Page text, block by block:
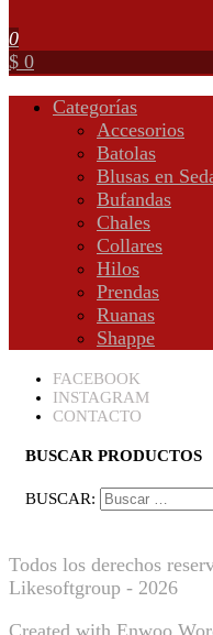
0
$ 0
Categorías
Accesorios
Batolas
Blusas en
Bufandas
Chales
Collares
Hilos
Prendas
Ruanas
Shappe
FACEBOOK
INSTAGRAM
CONTACTO
BUSCAR PRODUCTOS
BUSCAR:
Todos los derechos
Likesoftgroup - 2026
Created with Enwoo